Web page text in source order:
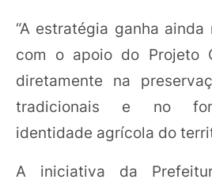
“A estratégia ganha
com o apoio do Projeto
diretamente na
tradicionais e no
identidade agrícola do
A iniciativa da